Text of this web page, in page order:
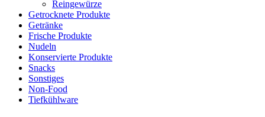
Reingewürze
Getrocknete Produkte
Getränke
Frische Produkte
Nudeln
Konservierte Produkte
Snacks
Sonstiges
Non-Food
Tiefkühlware